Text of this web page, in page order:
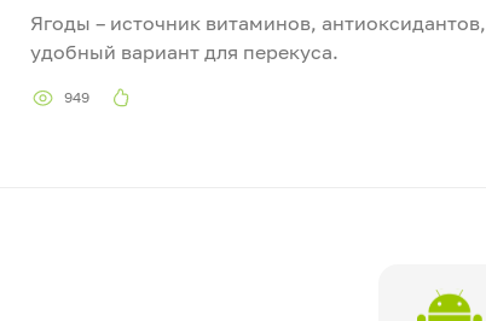
Ягоды – источник витаминов, антиоксидантов,
удобный вариант для перекуса.
949